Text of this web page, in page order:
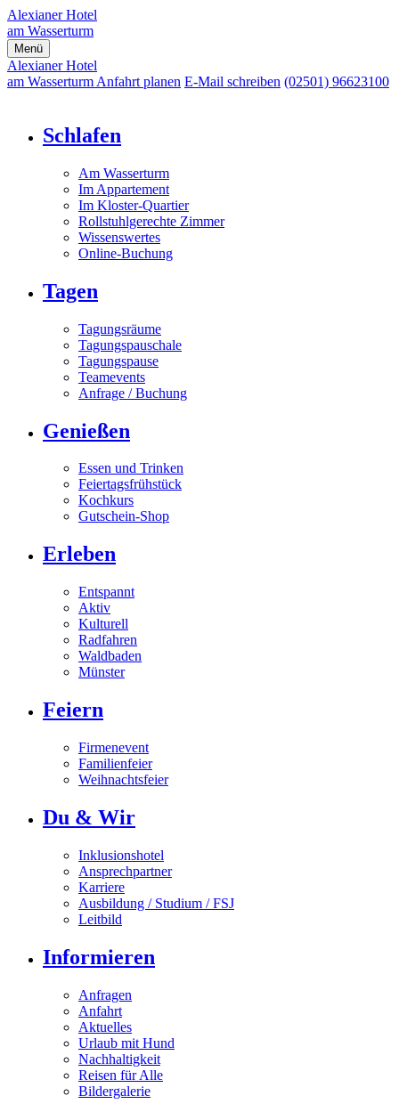
Alexianer Hotel
am Wasserturm
Menü
Alexianer Hotel
am Wasserturm Anfahrt planen E-Mail schreiben (02501) 96623100
Schlafen
Am Wasserturm
Im Appartement
Im Kloster-Quartier
Rollstuhlgerechte Zimmer
Wissenswertes
Online-Buchung
Tagen
Tagungsräume
Tagungspauschale
Tagungspause
Teamevents
Anfrage / Buchung
Genießen
Essen und Trinken
Feiertagsfrühstück
Kochkurs
Gutschein-Shop
Erleben
Entspannt
Aktiv
Kulturell
Radfahren
Waldbaden
Münster
Feiern
Firmenevent
Familienfeier
Weihnachtsfeier
Du & Wir
Inklusionshotel
Ansprechpartner
Karriere
Ausbildung / Studium / FSJ
Leitbild
Informieren
Anfragen
Anfahrt
Aktuelles
Urlaub mit Hund
Nachhaltigkeit
Reisen für Alle
Bildergalerie